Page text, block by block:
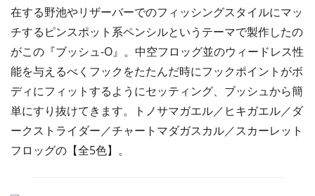
在する野池やリザーバーでのフィッシングスタイルにマッ
チするピンスポット系ペンシルというテーマで製作したの
がこの『ブッシュ-O』。中空フロッグ並のウィードレス性
能を与えるべくフックをたたんだ時にフックポイントがボ
ディにフィットするようにセッティング、ブッシュから簡
単にすり抜けてきます。トノサマガエル／ヒキガエル／ダ
ークストライダー／チャートマダガスカル／スカーレット
フロッグの【全5色】。